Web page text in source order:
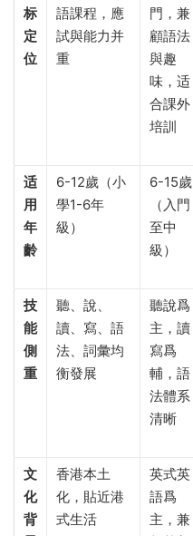
标
定
位
語課程，應
試與能力并
重
門，兼
顧語法
與趣
味，适
合課外
培訓
适
用
年
齡
6-12歲（小
學1-6年
級）
6-15歲
（入門
至中
級）
技
能
側
重
聽、說、
讀、寫、語
法、詞彙均
衡發展
聽說爲
主，讀
寫爲
輔，語
法體系
清晰
文
化
背
香港本土
化，貼近港
式生活
英式英
語爲
主，兼